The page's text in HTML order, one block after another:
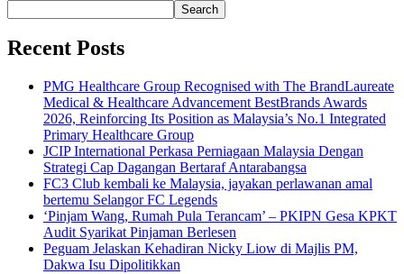
Search
Recent Posts
PMG Healthcare Group Recognised with The BrandLaureate
Medical & Healthcare Advancement BestBrands Awards
2026, Reinforcing Its Position as Malaysia’s No.1 Integrated
Primary Healthcare Group
JCIP International Perkasa Perniagaan Malaysia Dengan
Strategi Cap Dagangan Bertaraf Antarabangsa
FC3 Club kembali ke Malaysia, jayakan perlawanan amal
bertemu Selangor FC Legends
‘Pinjam Wang, Rumah Pula Terancam’ – PKIPN Gesa KPKT
Audit Syarikat Pinjaman Berlesen
Peguam Jelaskan Kehadiran Nicky Liow di Majlis PM,
Dakwa Isu Dipolitikkan